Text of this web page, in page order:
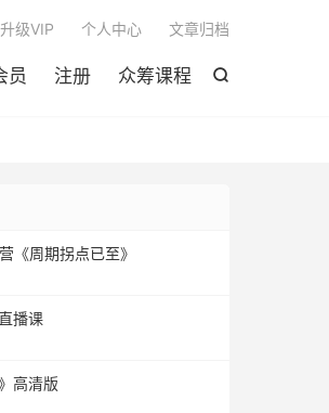

员 注册 众筹课程
升级VIP 个人中心 文章归档
《周期拐点已至》
播课
高清版